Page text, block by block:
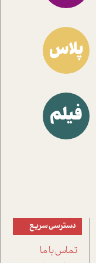
پلاس
فیلم
دسترسی سریع
تماس با ما